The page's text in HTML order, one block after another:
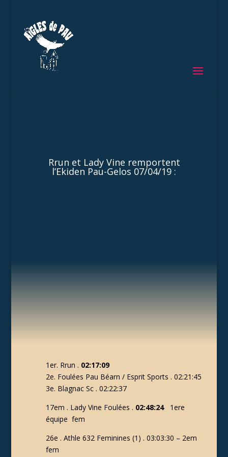
Rrun et Lady Vine remportent
l’Ekiden Pau-Gelos 07/04/19 :
1er. Rrun . 02:17:09
2e. Foulées Pau Béarn / Esprit Sports . 02:21:45
3e. Blagnac Sc . 02:22:37
17em . Lady Vine Foulées . 02:48:241ere
équipe fem
26e . Athle 632 Feminines (1) . 03:03:30 – 2em
fem